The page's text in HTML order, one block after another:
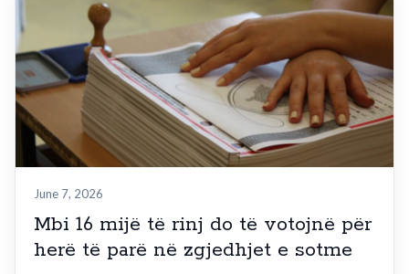
June 7, 2026
Mbi 16 mijë të rinj do të votojnë për
herë të parë në zgjedhjet e sotme